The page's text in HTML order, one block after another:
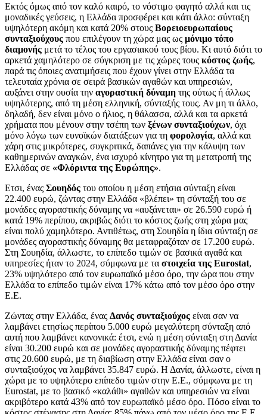
Εκτός όμως από τον καλό καιρό, το νόστιμο φαγητό αλλά και τις
μοναδικές γεύσεις, η Ελλάδα προσφέρει και κάτι άλλο: σύνταξη
υψηλότερη ακόμη και κατά 20% στους Βορειοευρωπαίους
συνταξιούχους που επιλέγουν τη χώρα μας ως μόνιμο τόπο
διαμονής μετά το τέλος του εργασιακού τους βίου. Κι αυτό διότι το
αρκετά χαμηλότερο σε σύγκριση με τις χώρες τους κόστος ζωής,
παρά τις όποιες ανατιμήσεις που έχουν γίνει στην Ελλάδα τα
τελευταία χρόνια σε σειρά βασικών αγαθών και υπηρεσιών,
αυξάνει στην ουσία την αγοραστική δύναμη της ούτως ή άλλως
υψηλότερης, από τη μέση ελληνική, σύνταξής τους. Αν μη τι άλλο,
δηλαδή, δεν είναι μόνο ο ήλιος, η θάλασσα, αλλά και τα αρκετά
χρήματα που μένουν στην τσέπη των ξένων συνταξιούχων, όχι
μόνο λόγω των ευνοϊκών διατάξεων για τη φορολογία, αλλά και
χάρη στις μικρότερες, συγκριτικά, δαπάνες για την κάλυψη των
καθημερινών αναγκών, ένα ισχυρό κίνητρο για τη μετατροπή της
Ελλάδας σε «Φλόριντα της Ευρώπης».
Ετσι, ένας Σουηδός του οποίου η μέση ετήσια σύνταξη είναι
22.400 ευρώ, ζώντας στην Ελλάδα «βλέπει» τη σύνταξή του σε
μονάδες αγοραστικής δύναμης να «αυξάνεται» σε 26.590 ευρώ ή
κατά 19% περίπου, ακριβώς διότι το κόστος ζωής στη χώρα μας
είναι πολύ χαμηλότερο. Αντιθέτως, στη Σουηδία η ίδια σύνταξη σε
μονάδες αγοραστικής δύναμης θα μεταφραζόταν σε 17.200 ευρώ.
Στη Σουηδία, άλλωστε, το επίπεδο τιμών σε βασικά αγαθά και
υπηρεσίες ήταν το 2024, σύμφωνα με τα στοιχεία της Eurostat,
23% υψηλότερο από τον ευρωπαϊκό μέσο όρο, την ώρα που στην
Ελλάδα το επίπεδο τιμών είναι 17% κάτω από τον μέσο όρο στην
Ε.Ε.
Ζώντας στην Ελλάδα, ένας Δανός συνταξιούχος είναι σαν να
λαμβάνει ετησίως περίπου 5.000 ευρώ μεγαλύτερη σύνταξη από
αυτή που λαμβάνει κανονικά: έτσι, ενώ η μέση σύνταξη στη Δανία
είναι 30.200 ευρώ και σε μονάδες αγοραστικής δύναμης πέφτει
στις 20.600 ευρώ, με τη διαβίωση στην Ελλάδα είναι σαν ο
συνταξιούχος να λαμβάνει 35.847 ευρώ. Η Δανία, άλλωστε, είναι η
χώρα με το υψηλότερο επίπεδο τιμών στην Ε.Ε., σύμφωνα με τη
Eurostat, με το βασικό «καλάθι» αγαθών και υπηρεσιών να είναι
ακριβότερο κατά 43% από τον ευρωπαϊκό μέσο όρο. Πόσο είναι το